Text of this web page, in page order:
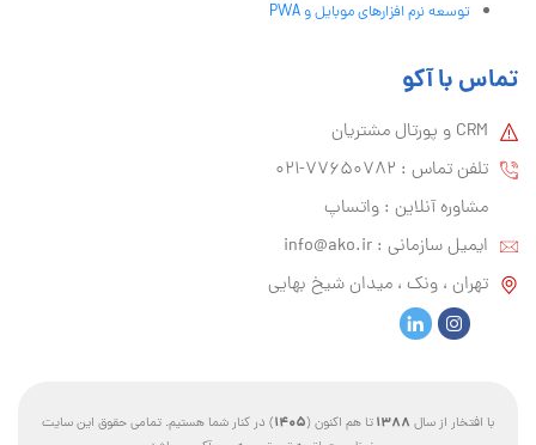
توسعه نرم افزارهای موبایل و PWA
تماس با آکو
CRM و پورتال مشتریان
تلفن تماس :‌ 77650782-021
مشاوره آنلاین : واتساپ
ایمیل سازمانی :‌ info@ako.ir
تهران ، ونک ، میدان شیخ بهایی
با افتخار از سال 1388تا هم اکنون (1405) در کنار شما هستیم. تمامی حقوق این سایت